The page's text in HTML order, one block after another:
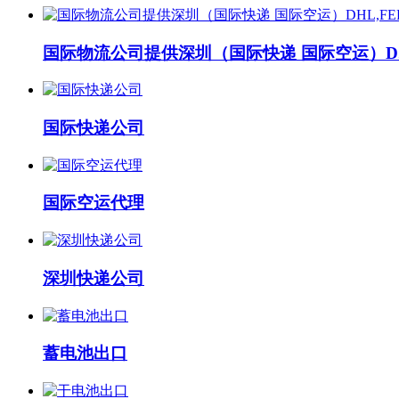
国际物流公司提供深圳（国际快递 国际空运）
国际快递公司
国际空运代理
深圳快递公司
蓄电池出口